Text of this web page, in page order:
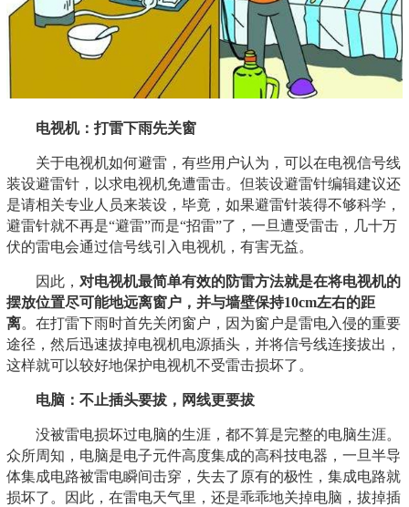
电视机：打雷下雨先关窗
关于电视机如何避雷，有些用户认为，可以在电视信号线
装设避雷针，以求电视机免遭雷击。但装设避雷针编辑建议还
是请相关专业人员来装设，毕竟，如果避雷针装得不够科学，
避雷针就不再是“避雷”而是“招雷”了，一旦遭受雷击，几十万
伏的雷电会通过信号线引入电视机，有害无益。
因此， 对电视机最简单有效的防雷方法就是在将电视机的
摆放位置尽可能地远离窗户，并与墙壁保持10cm左右的距
离。在打雷下雨时首先关闭窗户，因为窗户是雷电入侵的重要
途径，然后迅速拔掉电视机电源插头，并将信号线连接拔出，
这样就可以较好地保护电视机不受雷击损坏了。
电脑：不止插头要拔，网线更要拔
没被雷电损坏过电脑的生涯，都不算是完整的电脑生涯。
众所周知，电脑是电子元件高度集成的高科技电器，一旦半导
体集成电路被雷电瞬间击穿，失去了原有的极性，集成电路就
损坏了。因此，在雷电天气里，还是乖乖地关掉电脑，拔掉插